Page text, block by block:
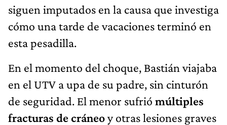
siguen imputados en la causa que investiga
cómo una tarde de vacaciones terminó en
esta pesadilla.
En el momento del choque, Bastián viajaba
en el UTV a upa de su padre, sin cinturón
de seguridad. El menor sufrió múltiples
fracturas de cráneoy otras lesiones graves